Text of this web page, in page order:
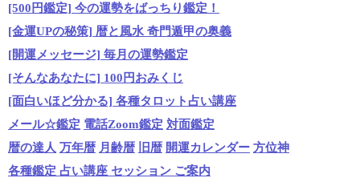
[500円鑑定] 今の運勢をばっちり鑑定！
[金運UPの秘策] 暦と風水 奇門遁甲の奥義
[開運メッセージ] 毎月の運勢鑑定
[そんなあなたに] 100円おみくじ
[面白いほど分かる] 各種タロット占い講座
メール☆鑑定 電話Zoom鑑定 対面鑑定
暦の達人 万年暦 月齢暦 旧暦 開運カレンダー 方位神
各種鑑定 占い講座 セッション ご案内